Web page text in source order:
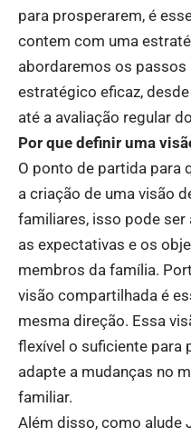
para prosperarem, é
contem com uma
abordaremos os passos
estratégico eficaz,
até a avaliação regular
Por que definir uma
O ponto de partida para
a criação de uma visão
familiares, isso pode ser
as expectativas e os
membros da família.
visão compartilhada é
mesma direção. Essa
flexível o suficiente para
adapte a mudanças no
familiar.
Além disso, como alude